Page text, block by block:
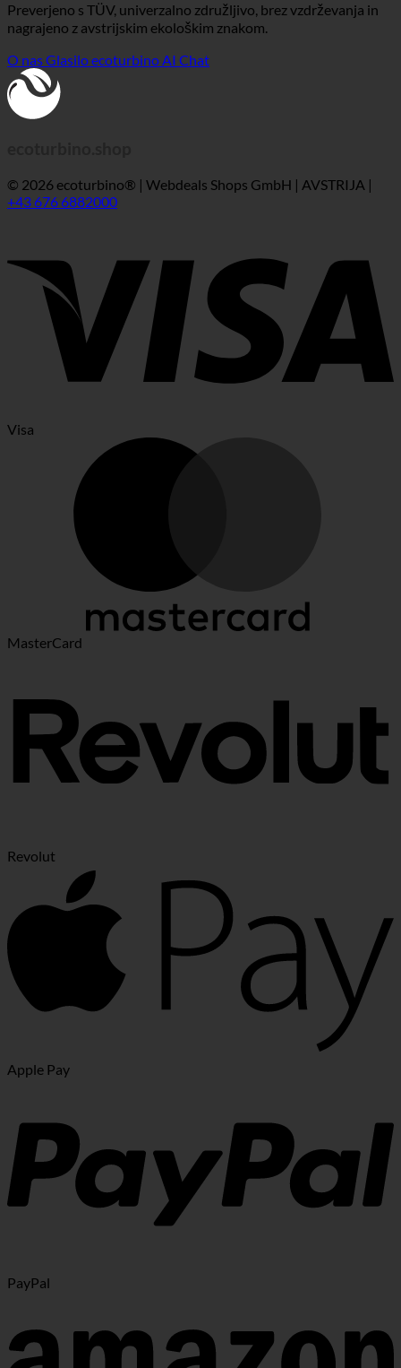
Preverjeno s TÜV, univerzalno združljivo, brez vzdrževanja in
nagrajeno z avstrijskim ekološkim znakom.
O nasGlasiloecoturbino AI Chat
© 2026 ecoturbino® | Webdeals Shops GmbH | AVSTRIJA |
+43 676 6882000
Visa
MasterCard
Revolut
Apple Pay
PayPal